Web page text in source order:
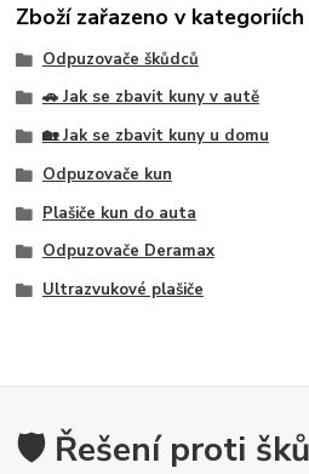
Zboží zařazeno v kategoriích
Odpuzovače škůdců
🚗 Jak se zbavit kuny v autě
🏡 Jak se zbavit kuny u domu
Odpuzovače kun
Plašiče kun do auta
Odpuzovače Deramax
Ultrazvukové plašiče
🛡️ Řešení proti